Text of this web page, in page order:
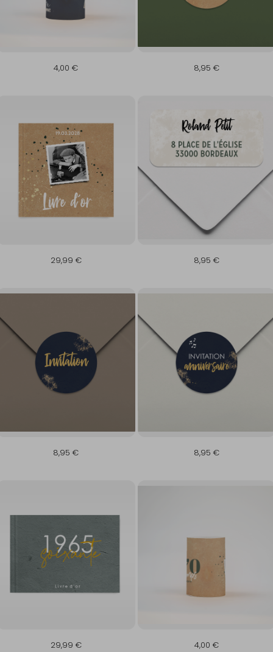
4,00 € 8,95 €
29,99 € 8,95 €
8,95 € 8,95 €
29,99 € 4,00 €